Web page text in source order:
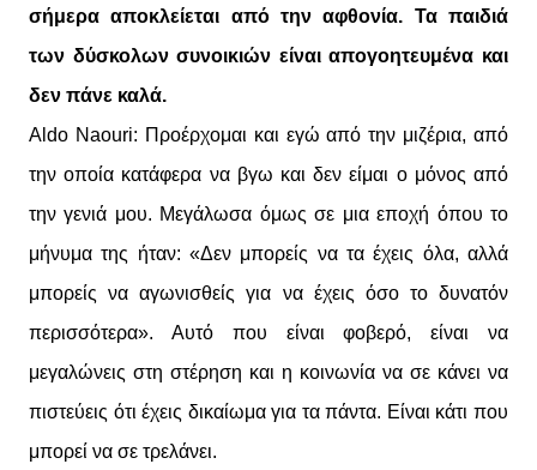
σήμερα αποκλείεται από την αφθονία. Τα παιδιά
των δύσκολων συνοικιών είναι απογοητευμένα και
δεν πάνε καλά.
Aldo Naouri: Προέρχομαι και εγώ από την μιζέρια, από
την οποία κατάφερα να βγω και δεν είμαι ο μόνος από
την γενιά μου. Μεγάλωσα όμως σε μια εποχή όπου το
μήνυμα της ήταν: «Δεν μπορείς να τα έχεις όλα, αλλά
μπορείς να αγωνισθείς για να έχεις όσο το δυνατόν
περισσότερα». Αυτό που είναι φοβερό, είναι να
μεγαλώνεις στη στέρηση και η κοινωνία να σε κάνει να
πιστεύεις ότι έχεις δικαίωμα για τα πάντα. Είναι κάτι που
μπορεί να σε τρελάνει.